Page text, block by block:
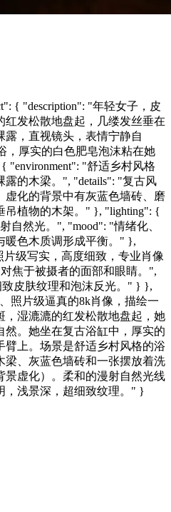
{ "description": "年轻女子，皮
红发松散地盘起，几缕发丝垂在
露，直视镜头，表情宁静自
，厚实的白色肥皂泡沫粘在她
"environment": "舒适乡村风格
的木梁。", "details": "复古风
化的背景中有灰蓝色墙砖、磨
吊植物的木架。" }, "lighting": {
自然光。", "mood": "情绪化、
暖色木质调形成平衡。" },
片级写实，高度细致，专业肖像
焦于被摄者的面部和眼睛。",
致皮肤纹理和泡沫反光。" } },
照片级逼真的8k肖像，描绘一
，湿漉漉的红发松散地盘起，她
然。她坐在复古浴缸中，厚实的
臂上。场景是舒适乡村风格的浴
梁、灰蓝色墙砖和一张摆放着洗
景虚化）。柔和的漫射自然光线
，浅景深，超细致纹理。" }